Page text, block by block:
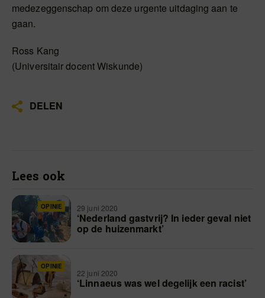
medezeggenschap om deze urgente uitdaging aan te
gaan.
Ross Kang
(Universitair docent Wiskunde)
DELEN
Lees ook
OPINIE 29 juni 2020
‘Nederland gastvrij? In ieder geval niet
op de huizenmarkt’
OPINIE
22 juni 2020
‘Linnaeus was wel degelijk een racist’